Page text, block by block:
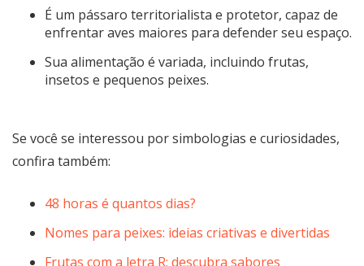
É um pássaro territorialista e protetor, capaz de
enfrentar aves maiores para defender seu espaço.
Sua alimentação é variada, incluindo frutas,
insetos e pequenos peixes.
Se você se interessou por simbologias e curiosidades,
confira também:
48 horas é quantos dias?
Nomes para peixes: ideias criativas e divertidas
Frutas com a letra R: descubra sabores